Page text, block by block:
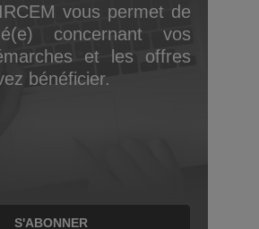
vous permet de
concernant vos
et les offres
bénéficier.
S'ABONNER